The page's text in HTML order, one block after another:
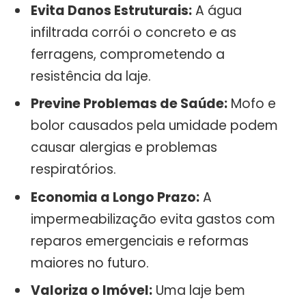
Evita Danos Estruturais:A água
infiltrada corrói o concreto e as
ferragens, comprometendo a
resistência da laje.
Previne Problemas de Saúde: Mofo e
bolor causados pela umidade podem
causar alergias e problemas
respiratórios.
Economia a Longo Prazo:A
impermeabilização evita gastos com
reparos emergenciais e reformas
maiores no futuro.
Valoriza o Imóvel: Uma laje bem